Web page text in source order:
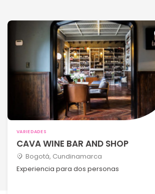
VARIEDADES
CAVA WINE BAR AND SHOP
Bogotá, Cundinamarca
Experiencia para dos personas